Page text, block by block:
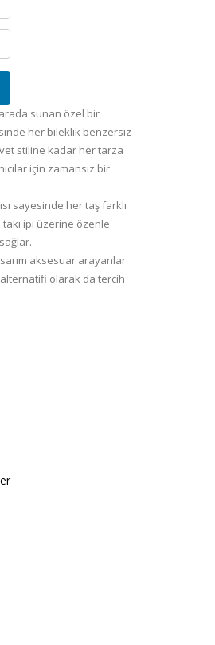
arada sunan özel bir
her bileklik benzersiz
stiline kadar her tarza
için zamansız bir
sayesinde her taş farklı
takı ipi üzerine özenle
aksesuar arayanlar
olarak da tercih